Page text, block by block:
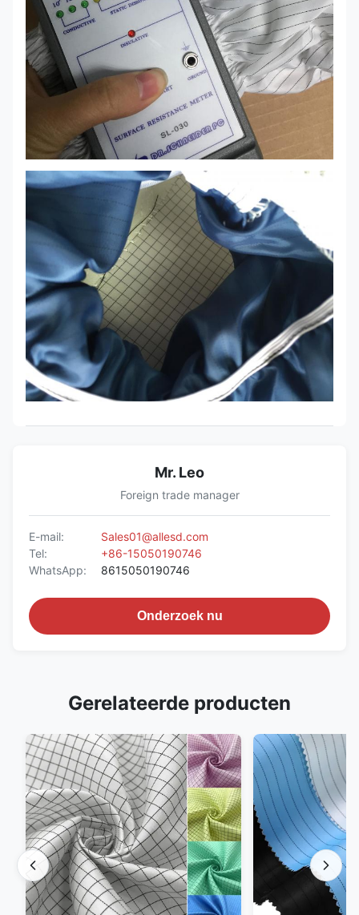
Mr. Leo
Foreign trade manager
E-mail:
Sales01@allesd.com
Tel:
+86-15050190746
WhatsApp:
8615050190746
Onderzoek nu
Gerelateerde producten